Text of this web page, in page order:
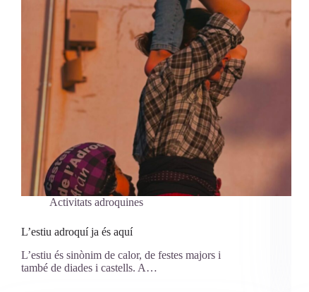
Activitats adroquines
L’estiu adroquí ja és aquí
L’estiu és sinònim de calor, de festes majors i
també de diades i castells. A…